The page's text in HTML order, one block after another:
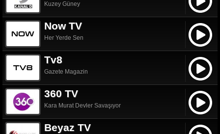
Kuzey Güney
Now TV
Her Yerde Sen
Tv8
Gazete Magazin
360 TV
Kara Murat Devler Savaşıyor
Beyaz TV